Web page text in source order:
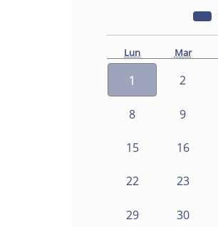
Lun Mar
1 2
8 9
15 16
22 23
29 30